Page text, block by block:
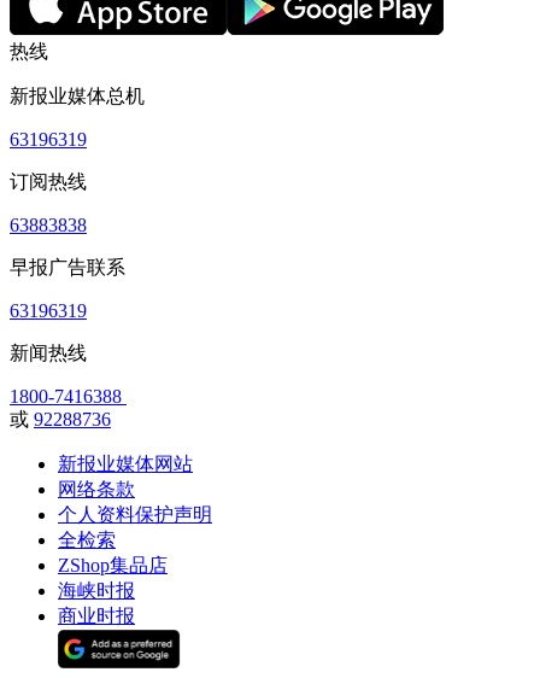
热线
新报业媒体总机
63196319
订阅热线
63883838
早报广告联系
63196319
新闻热线
1800-7416388
或 92288736
新报业媒体网站
网络条款
个人资料保护声明
全检索
ZShop集品店
海峡时报
商业时报